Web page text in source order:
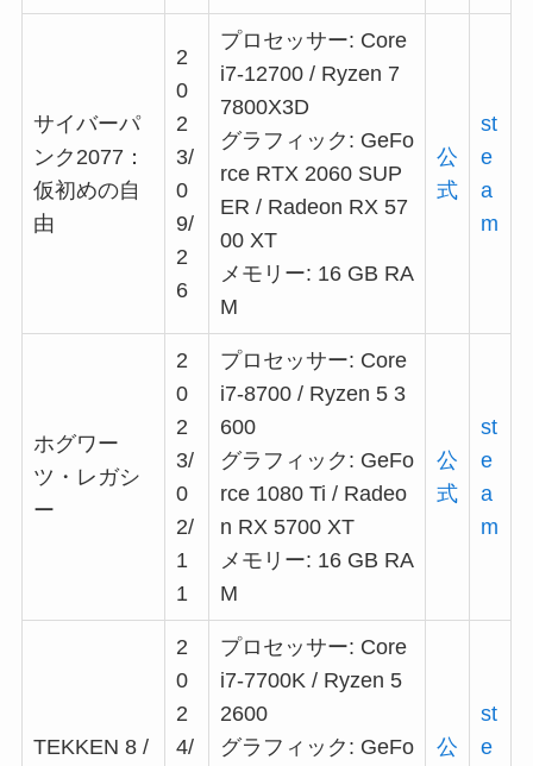
サイバーパ
ンク2077：
仮初めの自
由
2
0
2
3/
0
9/
2
6
プロセッサー: Core
i7-12700 / Ryzen 7
7800X3D
グラフィック: GeFo
rce RTX 2060 SUP
ER / Radeon RX 57
00 XT
メモリー: 16 GB RA
M
公
式
st
e
a
m
ホグワー
ツ・レガシ
ー
2
0
2
3/
0
2/
1
1
プロセッサー: Core
i7-8700 / Ryzen 5 3
600
グラフィック: GeFo
rce 1080 Ti / Radeo
n RX 5700 XT
メモリー: 16 GB RA
M
公
式
st
e
a
m
TEKKEN 8 /
2
0
2
4/
プロセッサー: Core
i7-7700K / Ryzen 5
2600
グラフィック: GeFo
公
st
e